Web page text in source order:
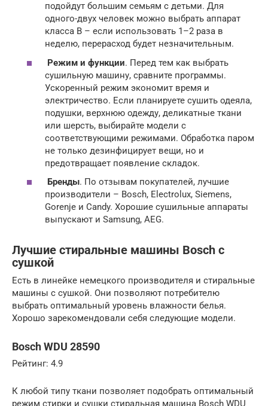
подойдут большим семьям с детьми. Для
одного-двух человек можно выбрать аппарат
класса B – если использовать 1–2 раза в
неделю, перерасход будет незначительным.
Режим и функции. Перед тем как выбрать
сушильную машину, сравните программы.
Ускоренный режим экономит время и
электричество. Если планируете сушить одеяла,
подушки, верхнюю одежду, деликатные ткани
или шерсть, выбирайте модели с
соответствующими режимами. Обработка паром
не только дезинфицирует вещи, но и
предотвращает появление складок.
Бренды. По отзывам покупателей, лучшие
производители – Bosch, Electrolux, Siemens,
Gorenje и Candy. Хорошие сушильные аппараты
выпускают и Samsung, AEG.
Лучшие стиральные машины Bosch с
сушкой
Есть в линейке немецкого производителя и стиральные
машины с сушкой. Они позволяют потребителю
выбрать оптимальный уровень влажности белья.
Хорошо зарекомендовали себя следующие модели.
Bosch WDU 28590
Рейтинг: 4.9
К любой типу ткани позволяет подобрать оптимальный
режим стирки и сушки стиральная машина Bosch WDU